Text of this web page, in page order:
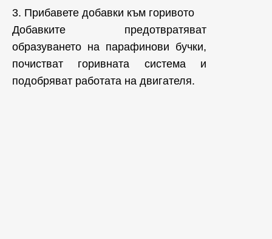
3. Прибавете добавки към горивото
Добавките предотвратяват
образуването на парафинови бучки,
почистват горивната система и
подобряват работата на двигателя.